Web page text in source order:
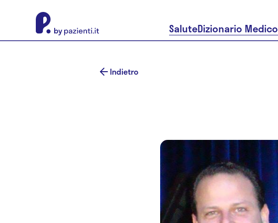
SaluteDizionario Medico
Indietro